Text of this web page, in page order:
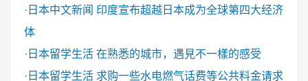
· 日本中文新闻 印度宣布超越日本成为全球第四大经济
体
· 日本留学生活 在熟悉的城市，遇見不一樣的感受
· 日本留学生活 求购一些水电燃气话费等公共料金请求